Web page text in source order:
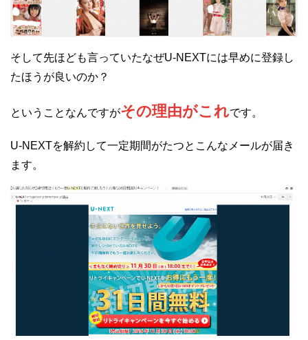
そして先ほども言っていたなぜU-NEXTには早めに登録し
たほうが良いのか？
ということなんですがその理由がこれです。
U-NEXTを解約して一定期間がたつとこんなメールが届き
ます。